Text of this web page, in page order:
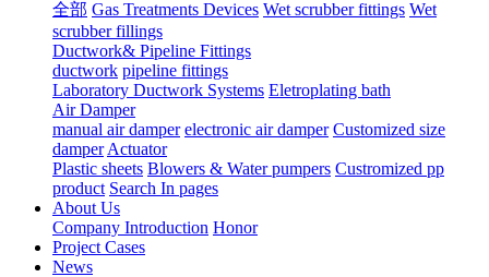
全部 Gas Treatments Devices Wet scrubber fittings Wet
scrubber fillings
Ductwork& Pipeline Fittings
ductwork pipeline fittings
Laboratory Ductwork Systems Eletroplating bath
Air Damper
manual air damper electronic air damper Customized size
damper Actuator
Plastic sheets Blowers & Water pumpers Custromized pp
product Search In pages
About Us
Company Introduction Honor
Project Cases
News